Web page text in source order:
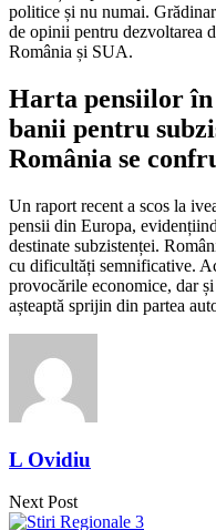
politice și nu numai.
de opinii pentru dezvoltarea
România și SUA.
Harta pensiilor în
banii pentru
România se
Un raport recent a scos la
pensii din Europa,
destinate subzistenței.
cu dificultăți semnificative.
provocările economice, dar
așteaptă sprijin din partea
L Ovidiu
Next Post